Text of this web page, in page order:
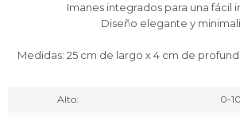
Imanes integrados para una fácil
Diseño elegante y
Medidas: 25 cm de largo x 4 cm de
Alto 0-